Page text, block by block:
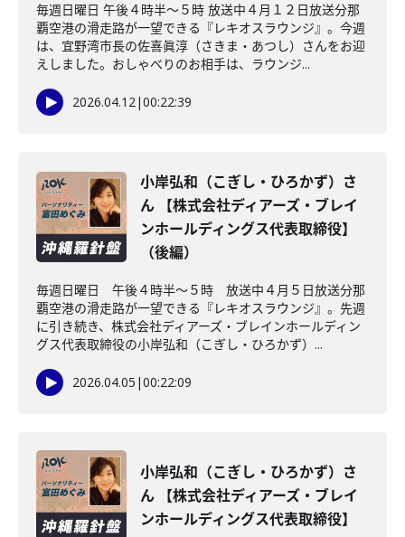
毎週日曜日 午後４時半～５時 放送中４月１２日放送分那
覇空港の滑走路が一望できる『レキオスラウンジ』。今週
は、宜野湾市長の佐喜眞淳（さきま・あつし）さんをお迎
えしました。おしゃべりのお相手は、ラウンジ...
2026.04.12|00:22:39
小岸弘和（こぎし・ひろかず）さ
ん 【株式会社ディアーズ・ブレイ
ンホールディングス代表取締役】
（後編）
毎週日曜日 午後４時半～５時 放送中４月５日放送分那
覇空港の滑走路が一望できる『レキオスラウンジ』。先週
に引き続き、株式会社ディアーズ・ブレインホールディン
グス代表取締役の小岸弘和（こぎし・ひろかず）...
2026.04.05 |00:22:09
小岸弘和（こぎし・ひろかず）さ
ん 【株式会社ディアーズ・ブレイ
ンホールディングス代表取締役】